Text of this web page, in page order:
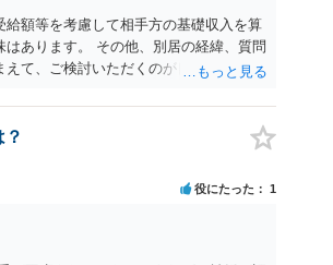
額等を考慮して相手方の基礎収入を算
あります。 その他、別居の経緯、質問
て、ご検討いただくのが良いかと思い
役にたった 1